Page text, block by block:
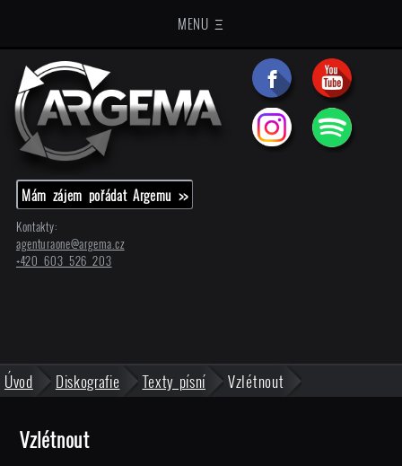
MENU Ξ
Mám zájem pořádat Argemu >>
Kontakty:
agenturaone@argema.cz
+420 603 526 203
Úvod Diskografie Texty písní Vzlétnout
Vzlétnout